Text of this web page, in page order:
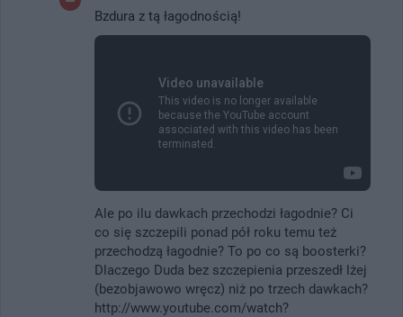
Bzdura z tą łagodnością!
Ale po ilu dawkach przechodzi łagodnie? Ci
co się szczepili ponad pół roku temu też
przechodzą łagodnie? To po co są boosterki?
Dlaczego Duda bez szczepienia przeszedł lżej
(bezobjawowo wręcz) niż po trzech dawkach?
http://www.youtube.com/watch?